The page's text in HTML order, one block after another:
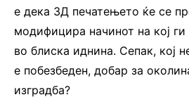
е дека 3Д печатењето ќе се
модифицира начинот на кој
во блиска иднина. Сепак, кој
е побезбеден, добар за
изградба?